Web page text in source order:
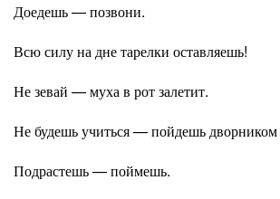
Доедешь — позвони.
Всю силу на дне тарелки оставляешь!
Не зевай — муха в рот залетит.
Не будешь учиться — пойдешь дворником
Подрастешь — поймешь.